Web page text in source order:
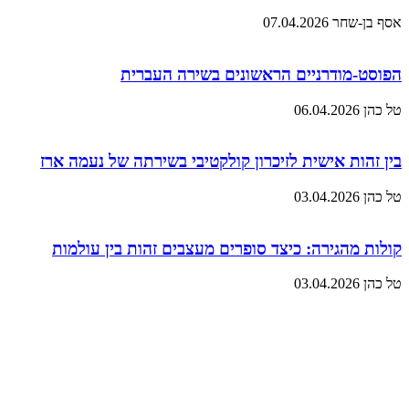
אסף בן-שחר 07.04.2026
הפוסט-מודרניים הראשונים בשירה העברית
טל כהן 06.04.2026
בין זהות אישית לזיכרון קולקטיבי בשירתה של נעמה ארז
טל כהן 03.04.2026
קולות מהגירה: כיצד סופרים מעצבים זהות בין עולמות
טל כהן 03.04.2026